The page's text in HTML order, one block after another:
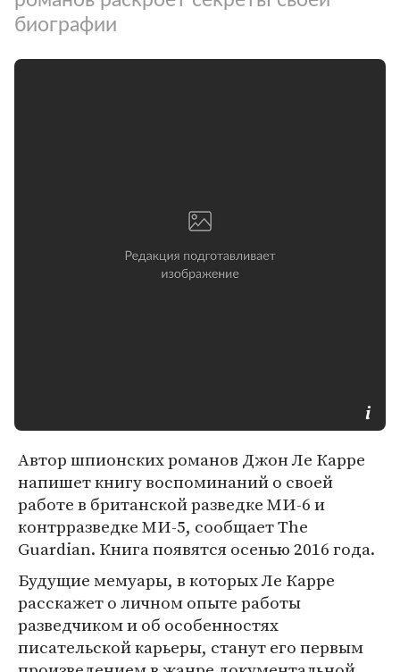
биографии
Автор шпионских романов Джон Ле Карре
напишет книгу воспоминаний о своей
работе в британской разведке МИ-6 и
контрразведке МИ-5, сообщает The
Guardian. Книга появятся осенью 2016 года.
Будущие мемуары, в которых Ле Карре
расскажет о личном опыте работы
разведчиком и об особенностях
писательской карьеры, станут его первым